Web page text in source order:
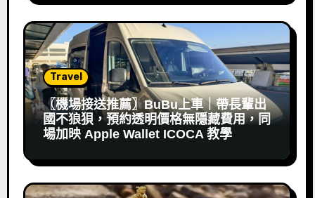
Travel
〖機場接送推薦〗BuBu上車｜帶長輩出
國不狼狽，預約透明價格無隱藏費用，同
場加映 Apple Wallet ICOCA 教學